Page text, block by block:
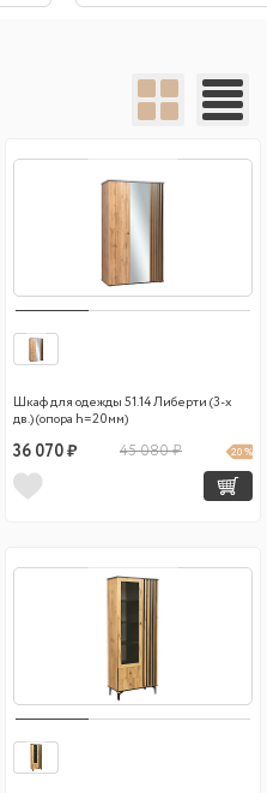
Шкаф для одежды 51.14 Либерти (3-х
дв.) (опора h=20мм)
36 070 ₽ 45 080 ₽ 20 %